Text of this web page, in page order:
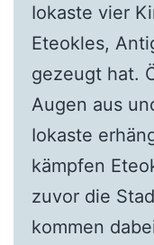
Iokaste vier
Eteokles,
gezeugt hat.
Augen aus
Iokaste
kämpfen
zuvor die
kommen